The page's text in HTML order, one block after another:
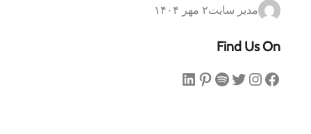
مدیر سایت۲ مهر ۱۴۰۴
Find Us On
فیس‌بوک اینستاگرم توییتر اسپاتیفای پینترست لینکداین